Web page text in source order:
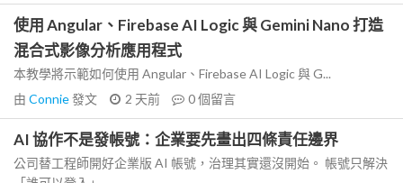
使用 Angular、Firebase AI Logic 與 Gemini Nano 打造
混合式影像分析應用程式
本教學將示範如何使用 Angular、Firebase AI Logic 與 G...
由 Connie發文 2 天前 0個留言
AI 協作不是發帳號：企業要先畫出四條責任邊界
公司替工程師開好企業版 AI 帳號，治理其實還沒開始。 帳號只解決